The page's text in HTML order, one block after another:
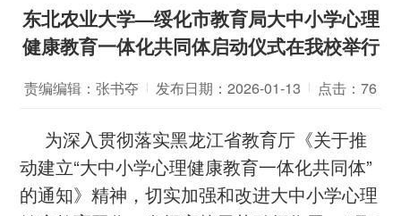
东北农业大学—绥化市教育局大中小学心理
健康教育一体化共同体启动仪式在我校举行
责编编辑：张书夺 发布日期：2026-01-13 点击： 76
为深入贯彻落实黑龙江省教育厅《关于推
动建立“大中小学心理健康教育一体化共同体”
的通知》精神，切实加强和改进大中小学心理